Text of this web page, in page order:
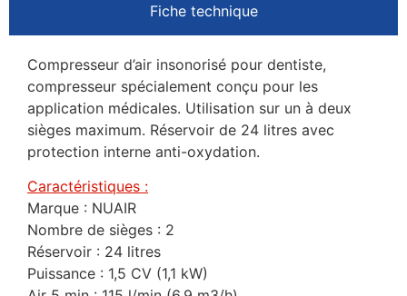
Fiche technique
Compresseur d’air insonorisé pour dentiste,
compresseur spécialement conçu pour les
application médicales. Utilisation sur un à deux
sièges maximum. Réservoir de 24 litres avec
protection interne anti-oxydation.
Caractéristiques :
Marque : NUAIR
Nombre de sièges : 2
Réservoir : 24 litres
Puissance : 1,5 CV (1,1 kW)